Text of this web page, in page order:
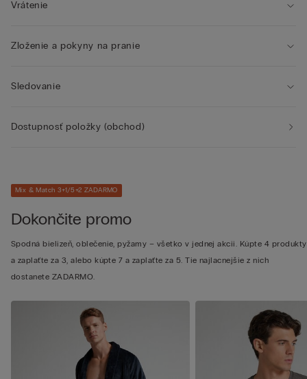
Vrátenie
Zloženie a pokyny na pranie
Sledovanie
Dostupnosť položky (obchod)
Mix & Match 3+1/5+2 ZADARMO
Dokončite promo
Spodná bielizeň, oblečenie, pyžamy – všetko v jednej akcii. Kúpte 4 produkty
a zaplaťte za 3, alebo kúpte 7 a zaplaťte za 5. Tie najlacnejšie z nich
dostanete ZADARMO.